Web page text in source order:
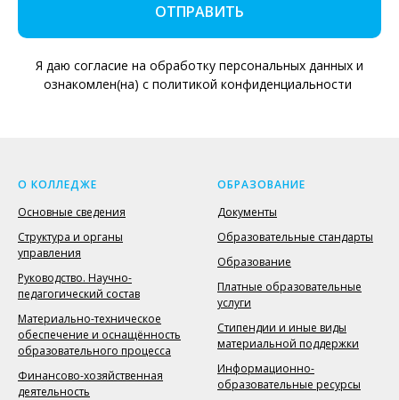
ОТПРАВИТЬ
Я даю согласие на обработку персональных данных и
ознакомлен(на) с политикой конфиденциальности
О КОЛЛЕДЖЕ
Основные сведения
Структура и органы
управления
Руководство. Научно-
педагогический состав
Материально-техническое
обеспечение и оснащённость
образовательного процесса
Финансово-хозяйственная
деятельность
ОБРАЗОВАНИЕ
Документы
Образовательные стандарты
Образование
Платные образовательные
услуги
Стипендии и иные виды
материальной поддержки
Информационно-
образовательные ресурсы